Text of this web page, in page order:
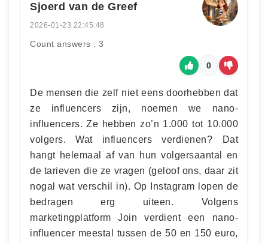
Sjoerd van de Greef
2026-01-23 22:45:48
Count answers : 3
0
De mensen die zelf niet eens doorhebben dat
ze influencers zijn, noemen we nano-
influencers. Ze hebben zo’n 1.000 tot 10.000
volgers. Wat influencers verdienen? Dat
hangt helemaal af van hun volgersaantal en
de tarieven die ze vragen (geloof ons, daar zit
nogal wat verschil in). Op Instagram lopen de
bedragen erg uiteen. Volgens
marketingplatform Join verdient een nano-
influencer meestal tussen de 50 en 150 euro,